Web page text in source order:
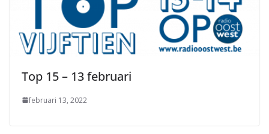
Top 15 – 13 februari
februari 13, 2022